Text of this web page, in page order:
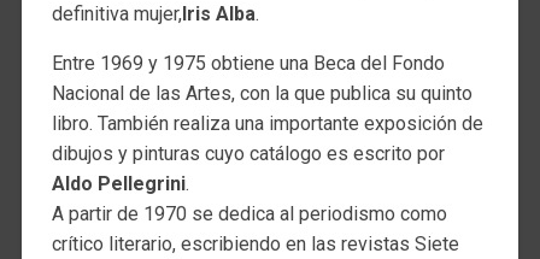
definitiva mujer,Iris Alba.
Entre 1969 y 1975 obtiene una Beca del Fondo
Nacional de las Artes, con la que publica su quinto
libro. También realiza una importante exposición de
dibujos y pinturas cuyo catálogo es escrito por
Aldo Pellegrini.
A partir de 1970 se dedica al periodismo como
crítico literario, escribiendo en las revistas Siete